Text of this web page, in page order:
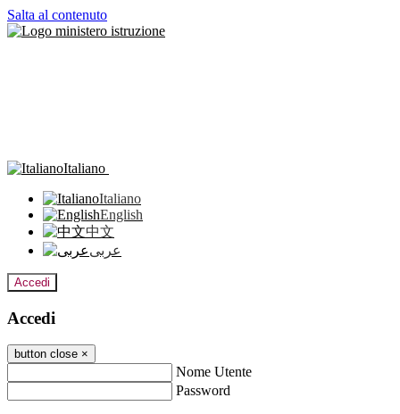
Salta al contenuto
Italiano
Italiano
English
中文
عربى
Accedi
Accedi
button close ×
Nome Utente
Password